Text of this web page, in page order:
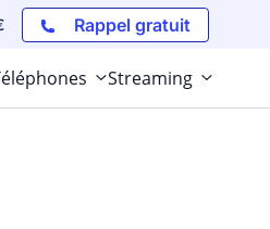
Rappel gratuit
Streaming